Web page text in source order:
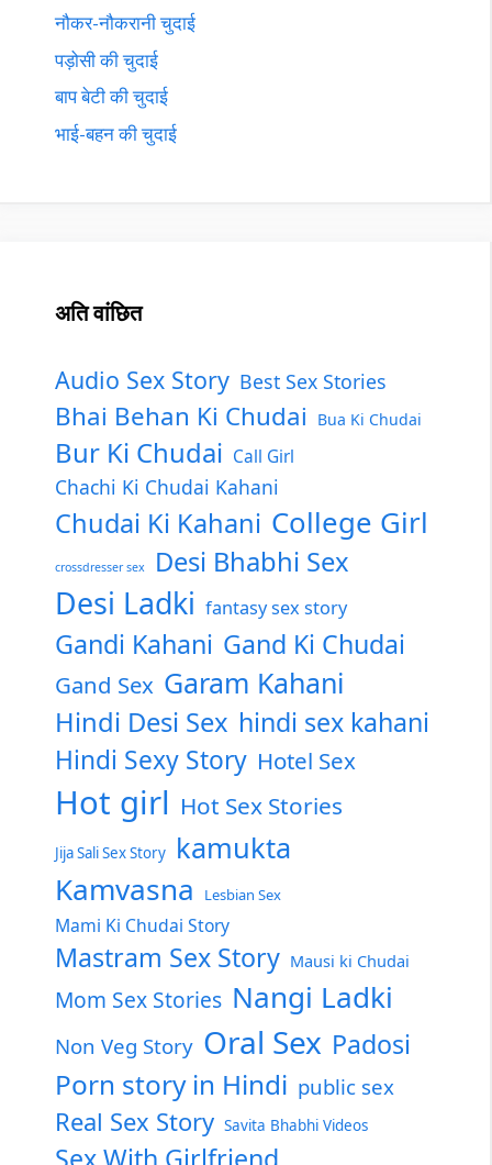
नौकर-नौकरानी चुदाई
पड़ोसी की चुदाई
बाप बेटी की चुदाई
भाई-बहन की चुदाई
अति वांछित
Audio Sex Story Best Sex Stories
Bhai Behan Ki Chudai Bua Ki Chudai
Bur Ki Chudai Call Girl
Chachi Ki Chudai Kahani
Chudai Ki Kahani College Girl
crossdresser sex Desi Bhabhi Sex
Desi Ladki fantasy sex story
Gandi Kahani Gand Ki Chudai
Gand Sex Garam Kahani
Hindi Desi Sex hindi sex kahani
Hindi Sexy Story Hotel Sex
Hot girl Hot Sex Stories
Jija Sali Sex Story kamukta
Kamvasna Lesbian Sex
Mami Ki Chudai Story
Mastram Sex Story Mausi ki Chudai
Mom Sex Stories Nangi Ladki
Non Veg Story Oral Sex Padosi
Porn story in Hindi public sex
Real Sex Story Savita Bhabhi Videos
Sex With Girlfriend